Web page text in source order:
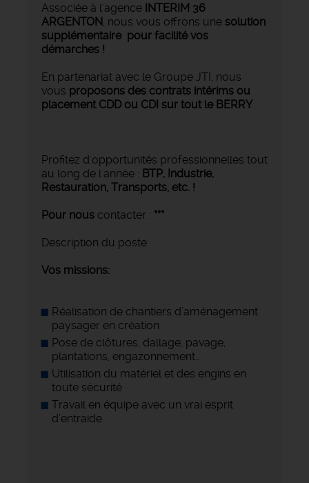
Associée à l'agence INTERIM 36
ARGENTON, nous vous offrons une solution
supplémentaire pour facilité vos
démarches !
En partenariat avec le Groupe JTI, nous
vous proposons des contrats intérims ou
placement CDD ou CDI sur tout le BERRY
Profitez d'opportunités professionnelles tout
au long de l'année : BTP, Industrie,
Restauration, Transports, etc. !
Pour nous contacter : ***
Description du poste
Vos missions:
Réalisation de chantiers d’aménagement
paysager en création
Pose de clôtures, dallage, pavage,
plantations, engazonnement…
Utilisation du matériel et des engins en
toute sécurité
Travail en équipe avec un vrai esprit
d’entraide